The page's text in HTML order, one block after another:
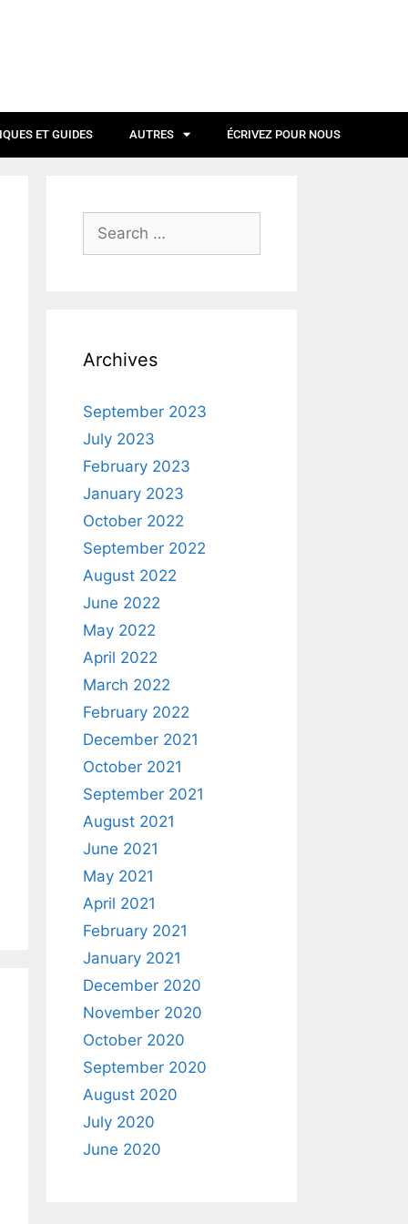
ET GUIDES AUTRES ÉCRIVEZ POUR NOUS
Archives
September 2023
July 2023
February 2023
January 2023
October 2022
September 2022
August 2022
June 2022
May 2022
April 2022
March 2022
February 2022
December 2021
October 2021
September 2021
August 2021
June 2021
May 2021
April 2021
February 2021
January 2021
December 2020
November 2020
October 2020
September 2020
August 2020
July 2020
June 2020